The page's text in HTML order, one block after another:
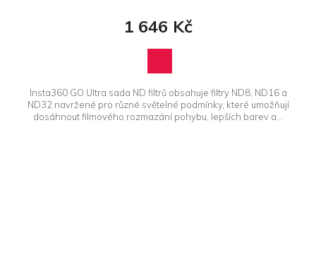
1 646 Kč
Insta360 GO Ultra sada ND filtrů obsahuje filtry ND8, ND16 a
ND32 navržené pro různé světelné podmínky, které umožňují
dosáhnout filmového rozmazání pohybu, lepších barev a...